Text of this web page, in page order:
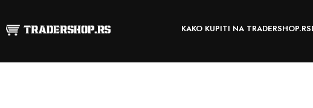
KAKO KUPITI NA TRADERSHOP.RS